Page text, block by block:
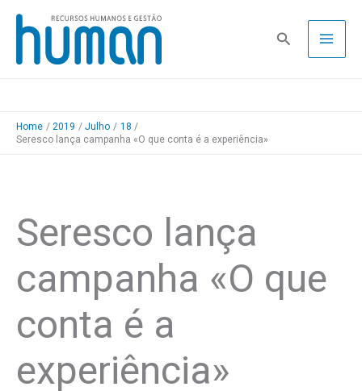
Skip
content
Pesquisa
Home 2019 Julho
18
Seresco lança campanha «O que conta é a experiência»
Seresco lança
campanha «O que
conta é a
experiência»